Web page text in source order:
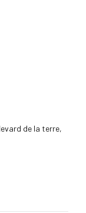
de la terre,